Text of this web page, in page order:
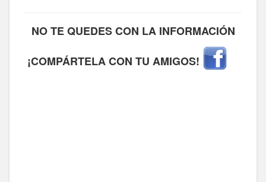
NO TE QUEDES CON LA INFORMACIÓN
¡COMPÁRTELA CON TU AMIGOS!